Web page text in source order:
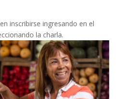
inscribirse ingresando en el
la charla.